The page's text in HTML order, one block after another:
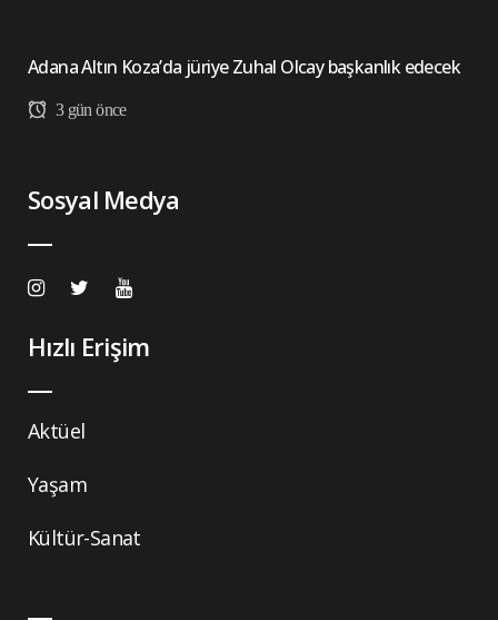
Adana Altın Koza’da jüriye Zuhal Olcay başkanlık edecek
3 gün önce
Sosyal Medya
Hızlı Erişim
Aktüel
Yaşam
Kültür-Sanat